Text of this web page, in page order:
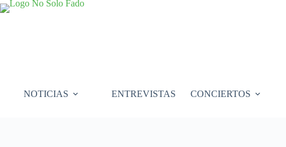
Saltar
al
NOTICIAS ENTREVISTAS CONCIERTOS